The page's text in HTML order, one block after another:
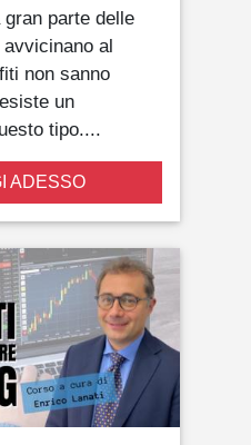
parte delle
al
non sanno
un
tipo....
ADESSO